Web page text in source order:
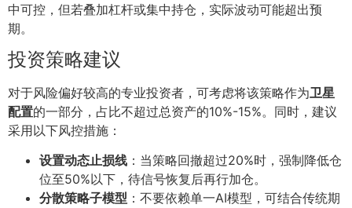
中可控，但若叠加杠杆或集中持仓，实际波动可能超出预
期。
投资策略建议
对于风险偏好较高的专业投资者，可考虑将该策略作为卫星
配置的一部分，占比不超过总资产的10%-15%。同时，建议
采用以下风控措施：
设置动态止损线 ：当策略回撤超过20%时，强制降低仓
位至50%以下，待信号恢复后再行加仓。
分散策略子模型 ：不要依赖单一AI模型，可结合传统期